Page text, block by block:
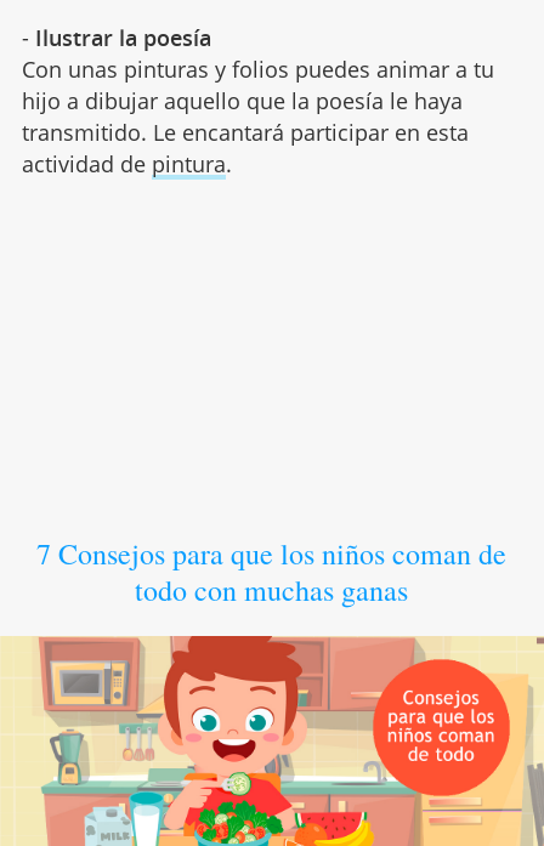
- Ilustrar la poesía
Con unas pinturas y folios puedes animar a tu
hijo a dibujar aquello que la poesía le haya
transmitido. Le encantará participar en esta
actividad de pintura.
7 Consejos para que los niños coman de
todo con muchas ganas